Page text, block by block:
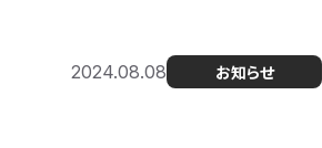
2024.08.08 お知らせ